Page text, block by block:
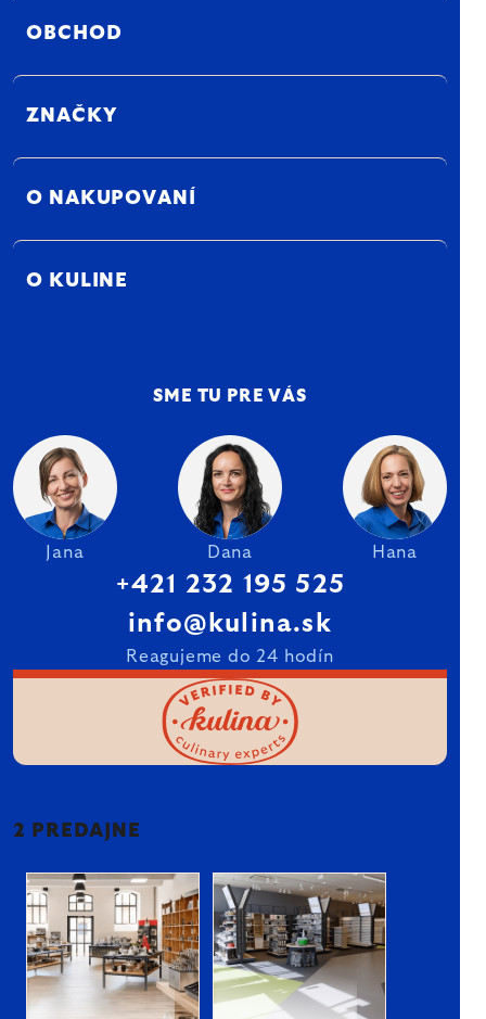
OBCHOD
ZNAČKY
O NAKUPOVANÍ
O KULINE
SME TU PRE VÁS
Jana Dana Hana
+421 232 195 525
info@kulina.sk
Reagujeme do 24 hodín
2 PREDAJNE